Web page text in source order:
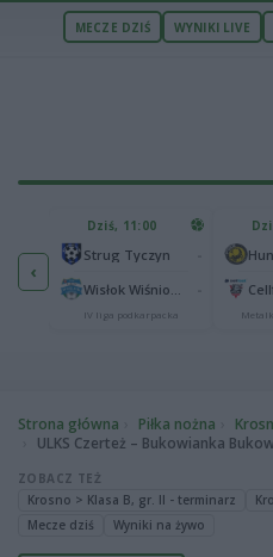
MECZE DZIŚ WYNIKI LIVE
‹
Podbeskidzie Bielsko-Biała2
2
Dziś, 11:00
Strug Tyczyn
IV liga podkarpacka
Strona główna Piłka nożna
ULKS Czerteż – Bukowianka
ZOBACZ TEŻ
Krosno > Klasa B, gr. II - terminarz
Mecze dziś
Wyniki na żywo